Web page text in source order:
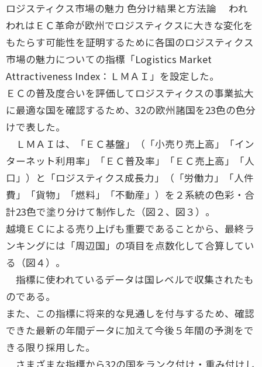
ロジスティクス市場の魅力 色分け結果と方法論 われ
われはＥＣ革命が欧州でロジスティクスに大きな変化を
もたらす可能性を証明するために各国のロジスティクス
市場の魅力についての指標「Logistics Market
Attractiveness Index：ＬＭＡＩ」を設定した。
ＥＣの普及度合いを評価してロジスティクスの事業拡大
に最適な国を確認するため、32の欧州諸国を23色の色分
けで表した。
ＬＭＡＩは、「ＥＣ基盤」（「小売り売上高」「イン
ターネット利用率」「ＥＣ普及率」「ＥＣ売上高」「人
口」）と「ロジスティクス成長力」（「労働力」「人件
費」「貨物」「燃料」「不動産」）を２系統の色彩・合
計23色で塗り分けて制作した（図２、図３）。
越境ＥＣによる売り上げも重要であることから、最終ラ
ンキングには「周辺国」の項目を点数化して合算してい
る（図４）。
指標に使われているデータは国レベルで収集されたも
のである。
また、この指標に将来的な見通しを付与するため、確認
できた最新の年間データに加えて今後５年間の予測をで
きる限り採用した。
さまざまな指標から32の国をランク付け・重み付けし